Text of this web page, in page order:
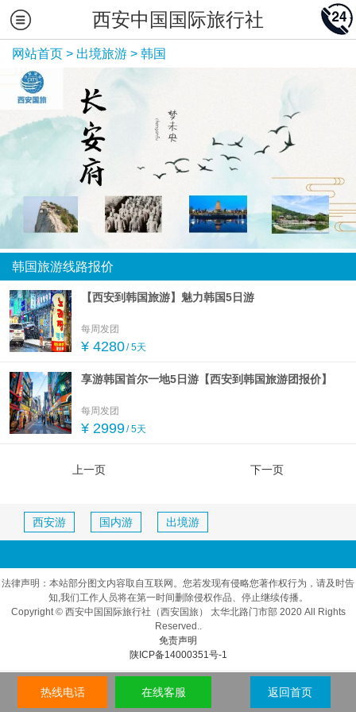
西安中国国际旅行社
网站首页 > 出境旅游 > 韩国
韩国旅游线路报价
【西安到韩国旅游】魅力韩国5日游
每周发团
¥ 4280/ 5天
享游韩国首尔一地5日游【西安到韩国旅游团报价】
每周发团
¥ 2999/ 5天
上一页 下一页
西安游 国内游 出境游
法律声明：本站部分图文内容取自互联网。您若发现有侵略您著作权行为，请及时告
知,我们工作人员将在第一时间删除侵权作品、停止继续传播。
Copyright © 西安中国国际旅行社（西安国旅） 太华北路门市部 2020 All Rights
Reserved..
免责声明
陕ICP备14000351号-1
热线电话 在线客服 返回首页